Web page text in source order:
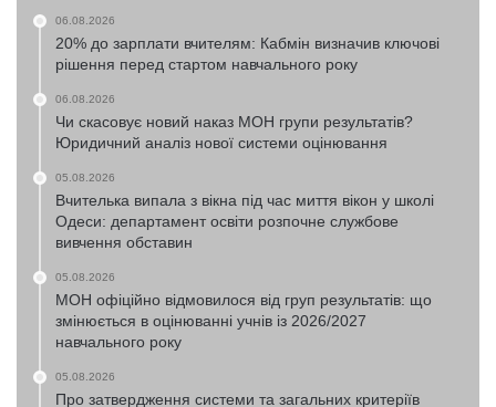
06.08.2026
20% до зарплати вчителям: Кабмін визначив ключові
рішення перед стартом навчального року
06.08.2026
Чи скасовує новий наказ МОН групи результатів?
Юридичний аналіз нової системи оцінювання
05.08.2026
Вчителька випала з вікна під час миття вікон у школі
Одеси: департамент освіти розпочне службове
вивчення обставин
05.08.2026
МОН офіційно відмовилося від груп результатів: що
змінюється в оцінюванні учнів із 2026/2027
навчального року
05.08.2026
Про затвердження системи та загальних критеріїв